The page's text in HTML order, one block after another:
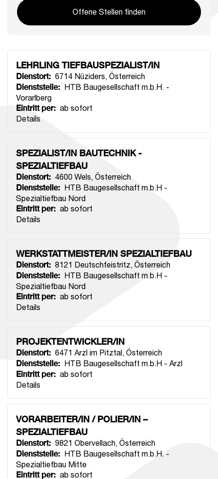
Offene Stellen finden
LEHRLING TIEFBAUSPEZIALIST/IN
Dienstort: 6714 Nüziders, Österreich
Dienststelle: HTB Baugesellschaft m.b.H. -
Vorarlberg
Eintritt per: ab sofort
Details
SPEZIALIST/IN BAUTECHNIK -
SPEZIALTIEFBAU
Dienstort: 4600 Wels, Österreich
Dienststelle: HTB Baugesellschaft m.b.H -
Spezialtiefbau Nord
Eintritt per: ab sofort
Details
WERKSTATTMEISTER/IN SPEZIALTIEFBAU
Dienstort: 8121 Deutschfeistritz, Österreich
Dienststelle: HTB Baugesellschaft m.b.H -
Spezialtiefbau Nord
Eintritt per: ab sofort
Details
PROJEKTENTWICKLER/IN
Dienstort: 6471 Arzl im Pitztal, Österreich
Dienststelle: HTB Baugesellschaft m.b.H - Arzl
Eintritt per: ab sofort
Details
VORARBEITER/IN / POLIER/IN –
SPEZIALTIEFBAU
Dienstort: 9821 Obervellach, Österreich
Dienststelle: HTB Baugesellschaft m.b.H. -
Spezialtiefbau Mitte
Eintritt per: ab sofort